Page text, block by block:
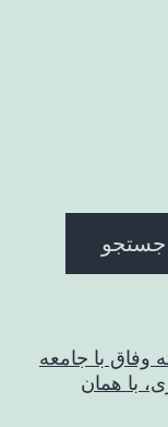
جستجو
وفاق با جامعه
با همان